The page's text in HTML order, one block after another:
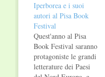
Iperborea e i suoi
autori al Pisa Book
Festival
Quest'anno al Pisa
Book Festival saranno
protagoniste le grandi
letterature dei Paesi